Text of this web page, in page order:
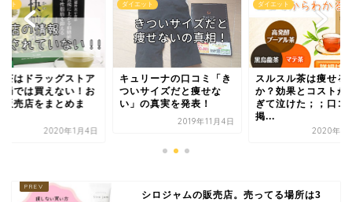
ット
茶はドラッグストア
局では買えない！お
販売店をまとめま
2020年1月4日
ダイエット
キュリーナの口コミ「き
ついサイズだと痩せな
い」の真実を発表！
2019年11月4日
ダイエット
スルスル茶は痩せる
か？効果とコストが
ぎて泣けた；；口コ
掲...
2020年1
シロジャムの販売店。売ってる場所は3